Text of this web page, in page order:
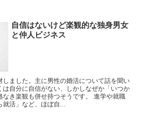
自信はないけど楽観的な独身男女
と仲人ビジネス
しました。主に男性の婚活について話を聞い
は自分に自信がない、しかしなぜか「いつか
なき楽観も併せ持つそうです。 進学や就職
就活」など、ほぼ自...